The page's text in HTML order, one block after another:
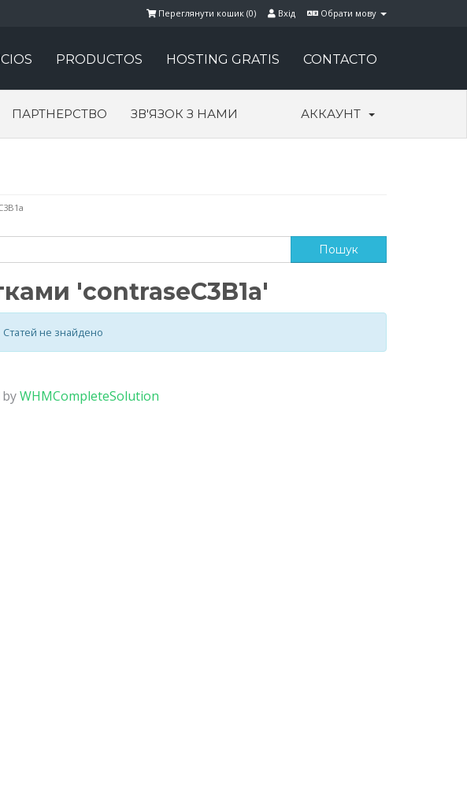
Обрати мову
Вхід
Переглянути кошик (0)
PRODUCTOS HOSTING GRATIS CONTACTO
ПАРТНЕРСТВО ЗВ'ЯЗОК З НАМИ АККАУНТ
'contraseC3B1a'
Статей не знайдено
WHMCompleteSolution